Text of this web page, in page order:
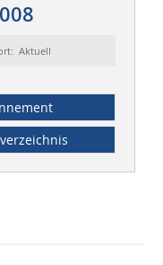
Aktuell